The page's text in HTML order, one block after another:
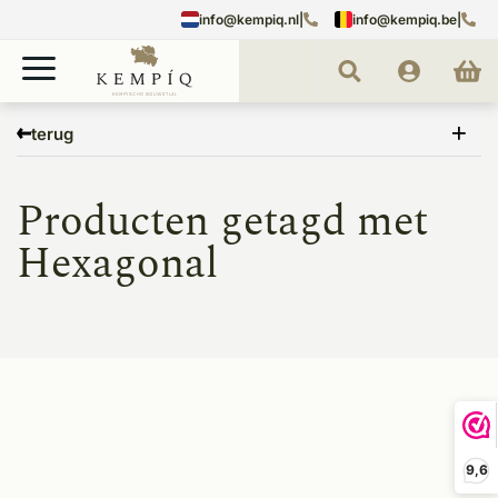
9,6
info@kempiq.nl info@kempiq.be
terug
Hexagonal
Producten getagd met
Hexagonal